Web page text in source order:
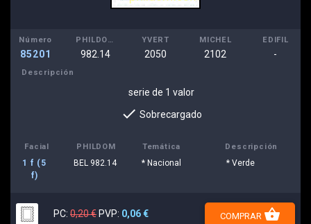
Número
85201
PHILDOM
982.14
YVERT
2050
MICHEL
2102
EDIFIL
-
Descripción
serie de 1 valor
done Sobrecargado
Facial PHILDOM Temática Descripción
1 f (5
f)
BEL 982.14 * Nacional * Verde
PC: 0,20 € PVP: 0,06 € COMPRAR shopping_basket